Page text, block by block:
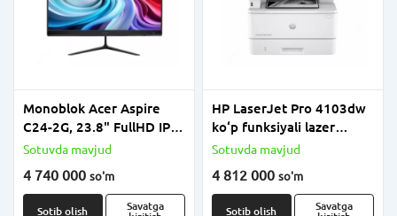
Monoblok Acer Aspire
C24-2G, 23.8" FullHD IPS
120Hz, Intel N150, 8GB
UHD Graphics, OT yo‘q,
Black
Sotuvda mavjud
4 740 000 so'm
Sotib olish
Savatga
HP LaserJet Pro 4103dw
ko‘p funksiyali lazer
qurilmasi
Sotuvda mavjud
4 812 000 so'm
Sotib olish
Savatga